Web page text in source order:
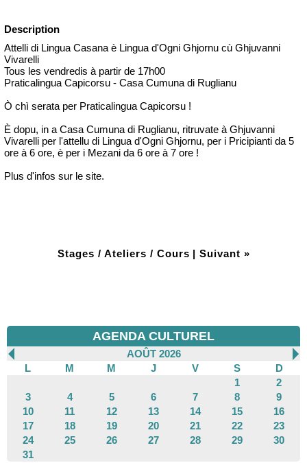
Description
Attelli di Lingua Casana è Lingua d'Ogni Ghjornu cù Ghjuvanni
Vivarelli
Tous les vendredis à partir de 17h00
Praticalingua Capicorsu - Casa Cumuna di Ruglianu
Ò chì serata per Praticalingua Capicorsu !
È dopu, in a Casa Cumuna di Ruglianu, ritruvate à Ghjuvanni
Vivarelli per l'attellu di Lingua d'Ogni Ghjornu, per i Pricipianti da 5
ore à 6 ore, è per i Mezani da 6 ore à 7 ore !
Plus d'infos sur le site.
Stages / Ateliers / Cours | Suivant »
AGENDA CULTUREL
AOÛT 2026
L
M M J V S
D
1
2
3
4 5 6 7 8
9
10
11 12 13 14 15
16
17
18 19 20 21 22
23
24
25 26 27 28 29
30
31